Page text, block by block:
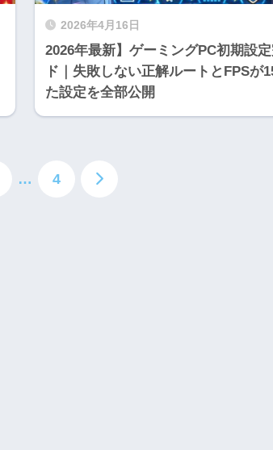
2026年4月16日
2026年最新】ゲーミングPC初期設
ド｜失敗しない正解ルートとFPSが
た設定を全部公開
… 4